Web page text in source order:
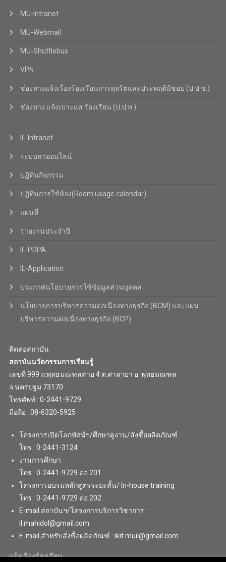
MU-Intranet
MU-Webmail
MU-Shuttlebus
VPN
ช่องทางแจ้งเรื่องร้องเรียนการทุจริตและประพฤติมิชอบ (ป.ป.ช.)
ช่องทาง แจ้งเบาะแส ร้องเรียน (ป.ป.ท.)
IL-Intranet
ระบบลาออนไลน์
ปฏิทินกิจกรรม
ปฏิทินการใช้ห้อง(Room usage calendar)
แผนที่
รายงานประจำปี
IL-PDPA
IL-Application
ประกาศนโยบายการใช้ข้อมูลส่วนบุคคล
นโยบายการบริหารความต่อเนื่องทางธุรกิจ (BCM) และแผน
บริหารความต่อเนื่องทางธุรกิจ (BCP)
ติดต่อสถาบัน
สถาบันนวัตกรรมการเรียนรู้
เลขที่ 999 ถ.พุทธมณฑลสาย 4 ต.ศาลายา อ. พุทธมณฑล
จ.นครปฐม 73170
โทรศัพท์ : 0-2441-9729
มือถือ : 08-6320-5925
โครงการเปิดโลกทัศน์ฯ/ศึกษาดูงาน/สั่งซื้อผลิตภัณฑ์
โทร : 0-2441-3124
งานการศึกษา
โทร : 0-2441-9729 ต่อ 201
โครงการอบรมหลักสูตรระยะสั้น/ In-house training
โทร : 0-2441-9729 ต่อ 202
E-mail สถาบันฯ/โครงการบริการวิชาการ :
il.mahidol@gmail.com
E-mail สำหรับสั่งซื้อผลิตภัณฑ์ : ikit.muil@gmail.com
แจ้งเรื่องร้องเรียน